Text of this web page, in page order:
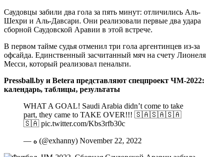
Саудовцы забили два гола за пять минут: отличились Аль-
Шехри и Аль-Давсари. Они реализовали первые два удара
сборной Саудовской Аравии в этой встрече.
В первом тайме судья отменил три гола аргентинцев из-за
офсайда. Единственный засчитанный мяч на счету Лионеля
Месси, который реализовал пенальти.
Pressball.by и Betera представляют спецпроект ЧМ-2022:
календарь, таблицы, результаты
WHAT A GOAL! Saudi Arabia didn’t come to take
part, they came to TAKE OVER!!! 🇸🇦🇸🇦🇸🇦
🇸🇦 pic.twitter.com/Kbs3rfb30c
— ه (@exhanny) November 22, 2022